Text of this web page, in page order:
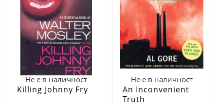
Не е в наличност
Killing Johnny Fry
Не е в наличност
An Inconvenient
Truth